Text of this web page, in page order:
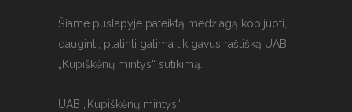
Šiame puslapyje pateiktą medžiagą kopijuoti,
dauginti, platinti galima tik gavus raštišką UAB
„Kupiškėnų mintys“ sutikimą.
UAB „Kupiškėnų mintys“,